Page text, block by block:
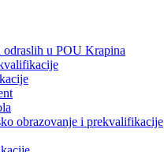
odraslih u POU Krapina
obrazovanje i prekvalifikacije